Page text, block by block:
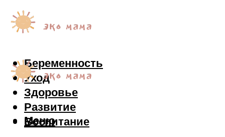
Беременность
Уход
Здоровье
Развитие
Воспитание
Меню